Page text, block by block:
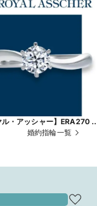
ル・アッシャー】ERA270
にウェーブを描く王道の婚約
婚約指輪一覧